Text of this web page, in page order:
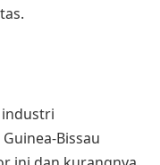
Guinea-Bissau